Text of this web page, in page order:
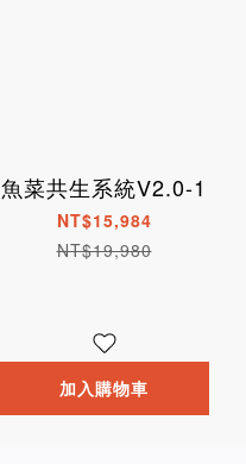
魚菜共生系統V2.0-1
NT$15,984
NT$19,980
加入購物車